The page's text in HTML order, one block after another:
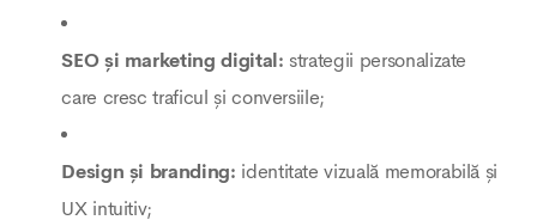
SEO și marketing digital: strategii personalizate
care cresc traficul și conversiile;
Design și branding: identitate vizuală memorabilă și
UX intuitiv;